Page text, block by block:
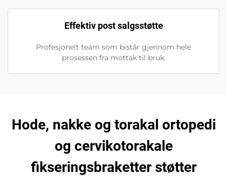
Effektiv post salgsstøtte
Profesjonelt team som bistår gjennom hele
prosessen fra mottak til bruk.
Hode, nakke og torakal ortopedi
og cervikotorakale
fikseringsbraketter støtter